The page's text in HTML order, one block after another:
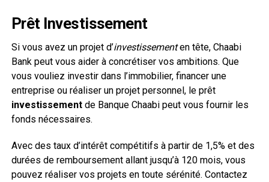
Prêt Investissement
Si vous avez un projet d’investissementen tête, Chaabi
Bank peut vous aider à concrétiser vos ambitions. Que
vous vouliez investir dans l’immobilier, financer une
entreprise ou réaliser un projet personnel, le prêt
investissementde Banque Chaabi peut vous fournir les
fonds nécessaires.
Avec des taux d’intérêt compétitifs à partir de 1,5% et des
durées de remboursement allant jusqu’à 120 mois, vous
pouvez réaliser vos projets en toute sérénité. Contactez